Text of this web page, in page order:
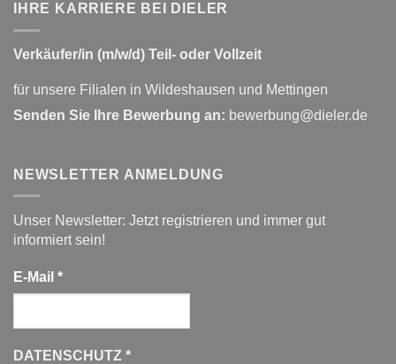
IHRE KARRIERE BEI DIELER
Verkäufer/in (m/w/d) Teil- oder Vollzeit
für unsere Filialen in Wildeshausen und Mettingen
Senden Sie Ihre Bewerbung an: bewerbung@dieler.de
NEWSLETTER ANMELDUNG
Unser Newsletter: Jetzt registrieren und immer gut
informiert sein!
E-Mail *
DATENSCHUTZ *